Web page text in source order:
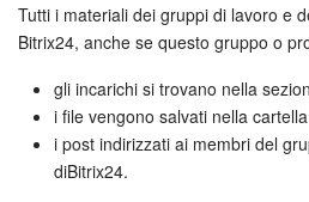
CoPilot: IA in Bitrix24
Feed
Messenger
Tutti i materiali dei gruppi di lavoro e
Bitrix24, anche se questo gruppo o
gli incarichi si trovano nella
i file vengono salvati nella
i post indirizzati ai membri del
diBitrix24.